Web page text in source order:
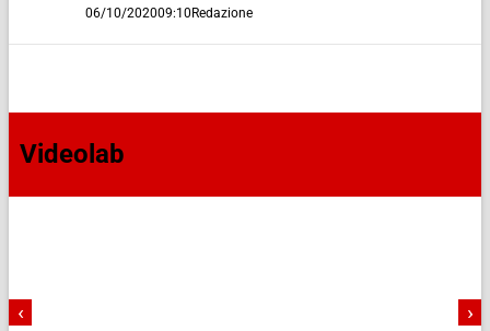
06/10/202009:10Redazione
Videolab
‹ ›